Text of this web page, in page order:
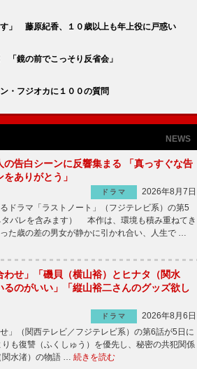
」 藤原紀香、１０歳以上も年上役に戸惑い
鏡の前でこっそり反省会」
・フジオカに１００の質問
NEWS
の告白シーンに反響集まる 「真っすぐな告
ありがとう」
ドラマ
2026年8月7日
ドラマ「ラストノート」（フジテレビ系）の第5
バレを含みます） 本作は、環境も積み重ねてき
た歳の差の男女が静かに引かれ合い、人生で …
わせ」「磯貝（横山裕）とヒナタ（関水
のがいい」「縦山裕二さんのグッズ欲し
ドラマ
2026年8月6日
」（関西テレビ／フジテレビ系）の第6話が5日に
も復讐（ふくしゅう）を優先し、秘密の共犯関係
関水渚）の物語 … 続きを読む